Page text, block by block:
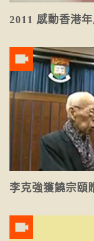
2011 感動香港
李克強獲饒宗頤